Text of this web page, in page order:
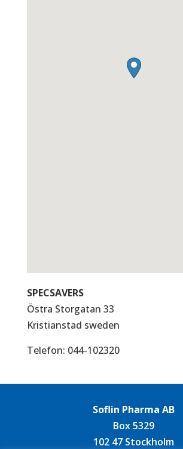
SPECSAVERS
Östra Storgatan 33
Kristianstad sweden
Telefon: 044-102320
Soflin Pharma AB
Box 5329
102 47 Stockholm